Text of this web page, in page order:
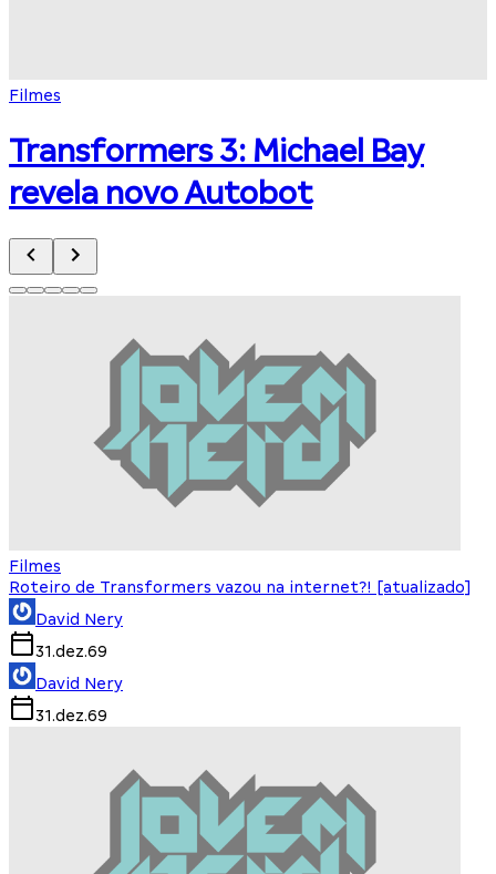
Filmes
Transformers 3: Michael Bay
revela novo Autobot
Filmes
Roteiro de Transformers vazou na internet?! [atualizado]
David Nery
31.dez.69
David Nery
31.dez.69